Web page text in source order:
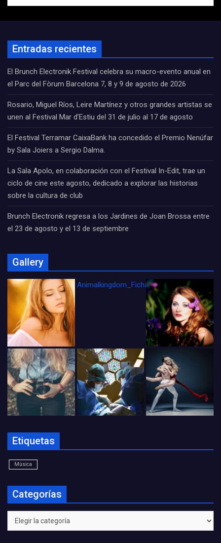
Entradas recientes
El Brunch Electronik Festival celebra su macro-evento anual en
el Parc del Fòrum Barcelona 7, 8 y 9 de agosto de 2026
Rosario, Miguel Ríos, Leire Martínez y otros grandes artistas se
unen al Festival Mar d’Estiu del 31 de julio al 17 de agosto
El Festival Terramar CaixaBank ha concedido el Premio Nenúfar
by Sala Joiers a Sergio Dalma.
La Sala Apolo, en colaboración con el Festival In-Edit, trae un
ciclo de cine este agosto, dedicado a explorar las historias
sobre la cultura de club
Brunch Electronik regresa a los Jardines de Joan Brossa entre
el 23 de agosto y el 13 de septiembre
Gallery
Animalkingdom_FichaCine
Etiquetas
Música
Categorías
Categorías